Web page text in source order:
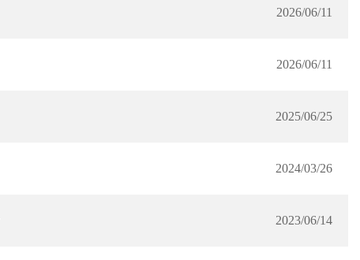
2026/06/11
2026/06/11
2025/06/25
2024/03/26
2023/06/14